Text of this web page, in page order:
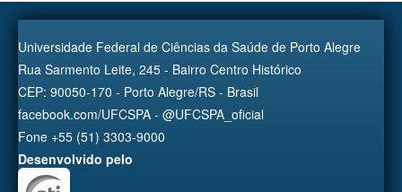
Universidade Federal de Ciências da Saúde de Porto Alegre
Rua Sarmento Leite, 245 - Bairro Centro Histórico
CEP: 90050-170 - Porto Alegre/RS - Brasil
facebook.com/UFCSPA - @UFCSPA_oficial
Fone +55 (51) 3303-9000
Desenvolvido pelo